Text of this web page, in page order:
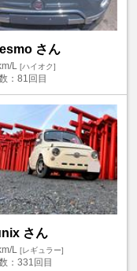
さん
L [ハイオク]
： 81回目
さん
L [レギュラー]
： 331回目